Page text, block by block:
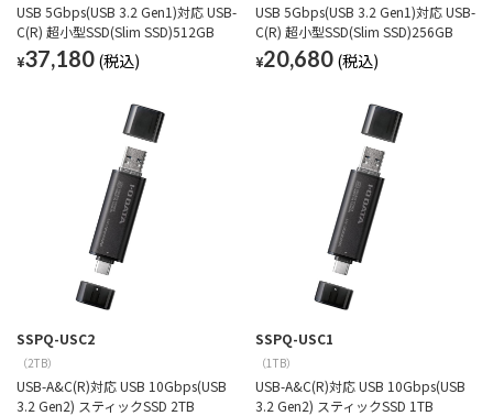
USB 5Gbps(USB 3.2 Gen1)対応 USB-
C(R) 超小型SSD(Slim SSD)512GB
¥37,180
USB 5Gbps(USB 3.2 Gen1)対応 USB-
C(R) 超小型SSD(Slim SSD)256GB
¥20,680
SSPQ-USC2
（2TB）
USB-A&C(R)対応 USB 10Gbps(USB
3.2 Gen2) スティックSSD 2TB
SSPQ-USC1
（1TB）
USB-A&C(R)対応 USB 10Gbps(USB
3.2 Gen2) スティックSSD 1TB